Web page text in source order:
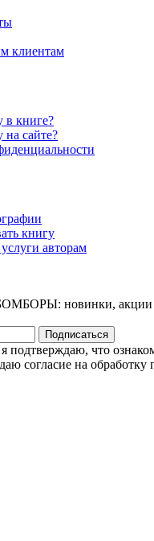
клиентам
книге?
сайте?
книгу
авторам
новинки, акции
Подписаться
подтверждаю, что
согласие на обработку